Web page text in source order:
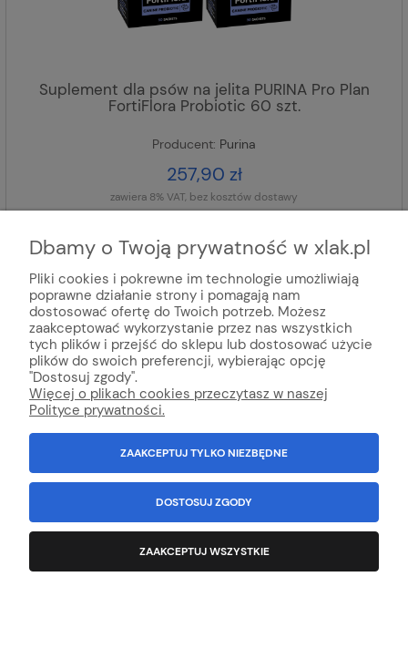
Suplement dla psów na jelita PURINA Pro Plan
FortiFlora Probiotic 60 szt.
Producent: Purina
257,90 zł
zawiera 8% VAT, bez kosztów dostawy
FortiFlora Probiotic 30 szt.
Dbamy o Twoją prywatność w xlak.pl
Pliki cookies i pokrewne im technologie umożliwiają
poprawne działanie strony i pomagają nam
dostosować ofertę do Twoich potrzeb. Możesz
zaakceptować wykorzystanie przez nas wszystkich
tych plików i przejść do sklepu lub dostosować użycie
plików do swoich preferencji, wybierając opcję
"Dostosuj zgody".
Więcej o plikach cookies przeczytasz w naszej
Polityce prywatności.
ZAAKCEPTUJ TYLKO NIEZBĘDNE
DOSTOSUJ ZGODY
ZAAKCEPTUJ WSZYSTKIE